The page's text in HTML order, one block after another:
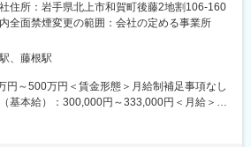
】
テムが、24時間止めてはならない医療現場の
事者の負担軽減に大きく貢献しています。
。寡占市場だからこそ、競合製品を使ってい
ェアを獲得するか、試行錯誤する面白さがあ
る「在宅医療管理システム」の開発・運用、
テムの企画・開発を主導する社内SE・エンジ
ず、医療現場や患者様、そして社員が抱える
し、事業成長と医療の質向上に貢献できるポ
住所：岩手県北上市和賀町後藤2地割106-160
全面禁煙変更の範囲：会社の定める事業所
、藤根駅
円～500万円＜賃金形態＞月給制補足事項なし
基本給）：300,000円～333,000円＜月給＞